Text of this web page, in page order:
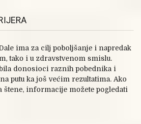
ima za cilj poboljšanje i napredak
tako i u zdravstvenom smislu.
donosioci raznih pobednika i
putu ka još većim rezultatima. Ako
štene, informacije možete pogledati